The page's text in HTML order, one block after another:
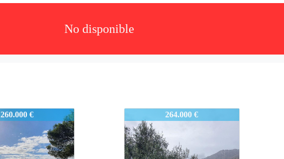
No disponible
260.000 € 264.000 €